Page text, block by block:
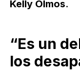
Kelly Olmos.
“Es un
los